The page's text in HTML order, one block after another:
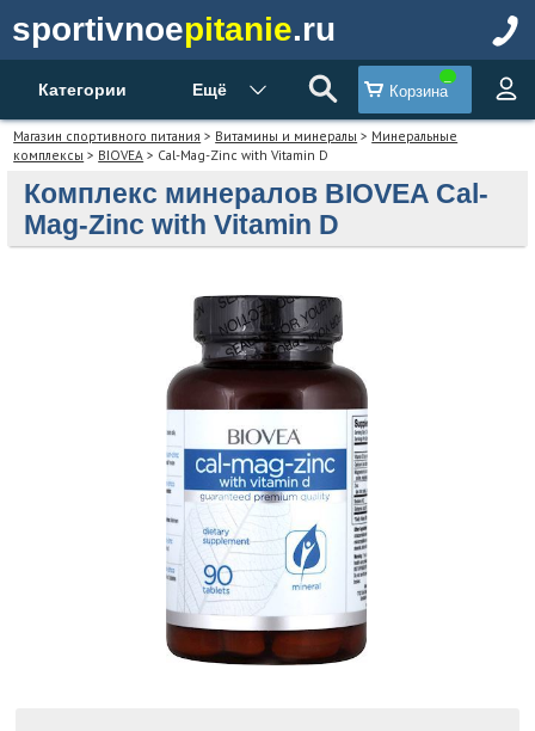
sportivnoepitanie.ru
Категории Ещё Корзина
Магазин спортивного питания > Витамины и минералы > Минеральные
комплексы > BIOVEA > Cal-Mag-Zinc with Vitamin D
Комплекс минералов BIOVEA Cal-
Mag-Zinc with Vitamin D